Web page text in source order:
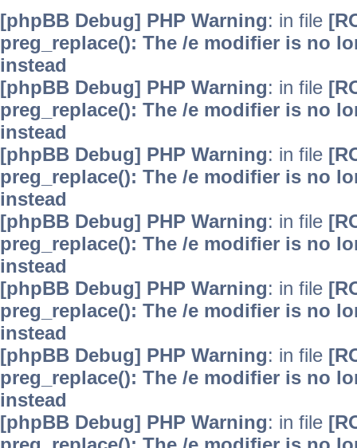
[phpBB Debug] PHP Warning: in file
preg_replace(): The /e modifier is no
instead
[phpBB Debug] PHP Warning: in file
preg_replace(): The /e modifier is no
instead
[phpBB Debug] PHP Warning: in file
preg_replace(): The /e modifier is no
instead
[phpBB Debug] PHP Warning: in file
preg_replace(): The /e modifier is no
instead
[phpBB Debug] PHP Warning: in file
preg_replace(): The /e modifier is no
instead
[phpBB Debug] PHP Warning: in file
preg_replace(): The /e modifier is no
instead
[phpBB Debug] PHP Warning: in file